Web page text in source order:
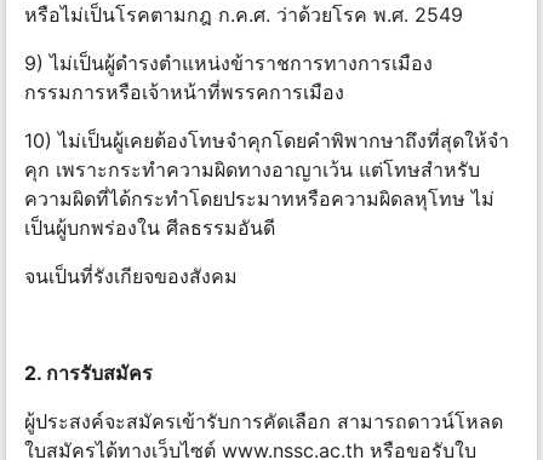
หรือไม่เป็นโรคตามกฎ ก.ค.ศ. ว่าด้วยโรค พ.ศ. 2549
9) ไม่เป็นผู้ดํารงตําแหน่งข้าราชการทางการเมือง
กรรมการหรือเจ้าหน้าที่พรรคการเมือง
10) ไม่เป็นผู้เคยต้องโทษจําคุกโดยคําพิพากษาถึงที่สุดให้จํา
คุก เพราะกระทําความผิดทางอาญาเว้น แต่โทษสําหรับ
ความผิดที่ได้กระทําโดยประมาทหรือความผิดลหุโทษ ไม่
เป็นผู้บกพร่องใน ศีลธรรมอันดี
จนเป็นที่รังเกียจของสังคม
2. การรับสมัคร
ผู้ประสงค์จะสมัครเข้ารับการคัดเลือก สามารถดาวน์โหลด
ใบสมัครได้ทางเว็บไซต์ www.nssc.ac.th หรือขอรับใบ